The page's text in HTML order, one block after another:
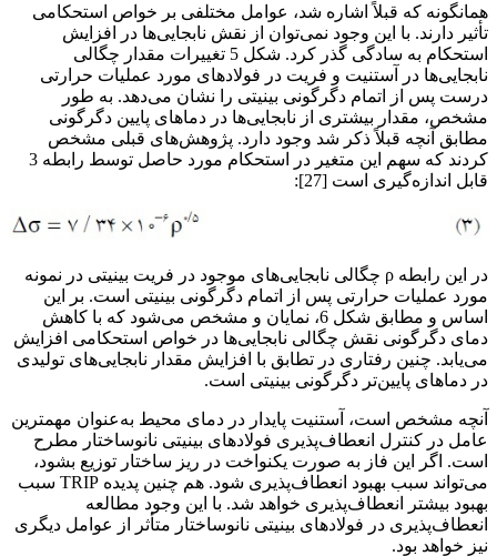
همانگونه که قبلاً اشاره شد، عوامل مختلفی بر خواص استحکامی
تأثیر دارند. با این وجود نمی‌توان از نقش نابجایی‌ها در افزایش
استحکام به سادگی گذر کرد. شکل 5 تغییرات مقدار چگالی
نابجایی‌ها در آستنیت و فریت در فولادهای مورد عملیات حرارتی
درست پس از اتمام دگرگونی بینیتی را نشان می‌دهد. به طور
مشخص، مقدار بیشتری از نابجایی‌ها در دماهای پایین دگرگونی
مطابق آنچه قبلاً ذکر شد وجود دارد. پژوهش‌های قبلی مشخص
کردند که سهم این متغیر در استحکام مورد حاصل توسط رابطه 3
قابل اندازه‌گیری است [27]:
در این رابطه ρ چگالی نابجایی‌های موجود در فریت بینیتی در نمونه
مورد عملیات حرارتی پس از اتمام دگرگونی بینیتی است. بر این
اساس و مطابق شکل 6، نمایان و مشخص می‌شود که با کاهش
دمای دگرگونی نقش چگالی نابجایی‌ها در خواص استحکامی افزایش
می‌یابد. چنین رفتاری در تطابق با افزایش مقدار نابجایی‌های تولیدی
در دماهای پایین‌تر دگرگونی بینیتی است.
آنچه مشخص است، آستنیت پایدار در دمای محیط به‌عنوان مهمترین
عامل در کنترل انعطاف‌پذیری فولادهای بینیتی نانوساختار مطرح
است. اگر این فاز به صورت یکنواخت در ریز ساختار توزیع بشود،
می‌تواند سبب بهبود انعطاف‌پذیری شود. هم چنین پدیده TRIP سبب
بهبود بیشتر انعطاف‌پذیری خواهد شد. با این وجود مطالعه
انعطاف‌پذیری در فولادهای بینیتی نانوساختار متأثر از عوامل دیگری
نیز خواهد بود.